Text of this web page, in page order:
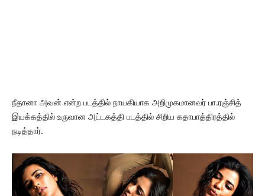
நீதானா அவன் என்ற படத்தில் நாயகியாக அறிமுகமானவர் பா.ரஞ்சித்
இயக்கத்தில் உருவான அட்டகத்தி படத்தில் சிறிய கதாபாத்திரத்தில்
நடித்தார்.